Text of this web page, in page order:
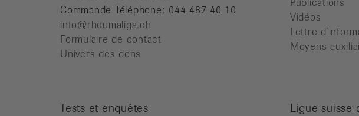
Commande Téléphone: 044 487 40 10
info@rheumaliga.ch
Formulaire de contact
Univers des dons
Vidéos
Lettre
Moyens
Tests et enquêtes Ligue suisse